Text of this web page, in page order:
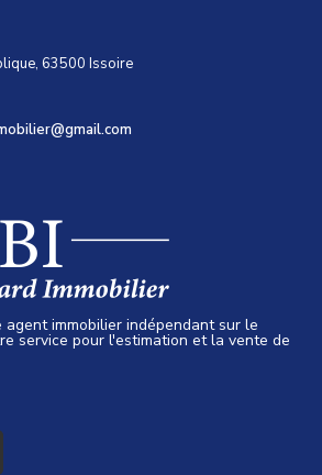
63500 Issoire
immobilier indépendant sur le
service pour l'estimation et la vente de